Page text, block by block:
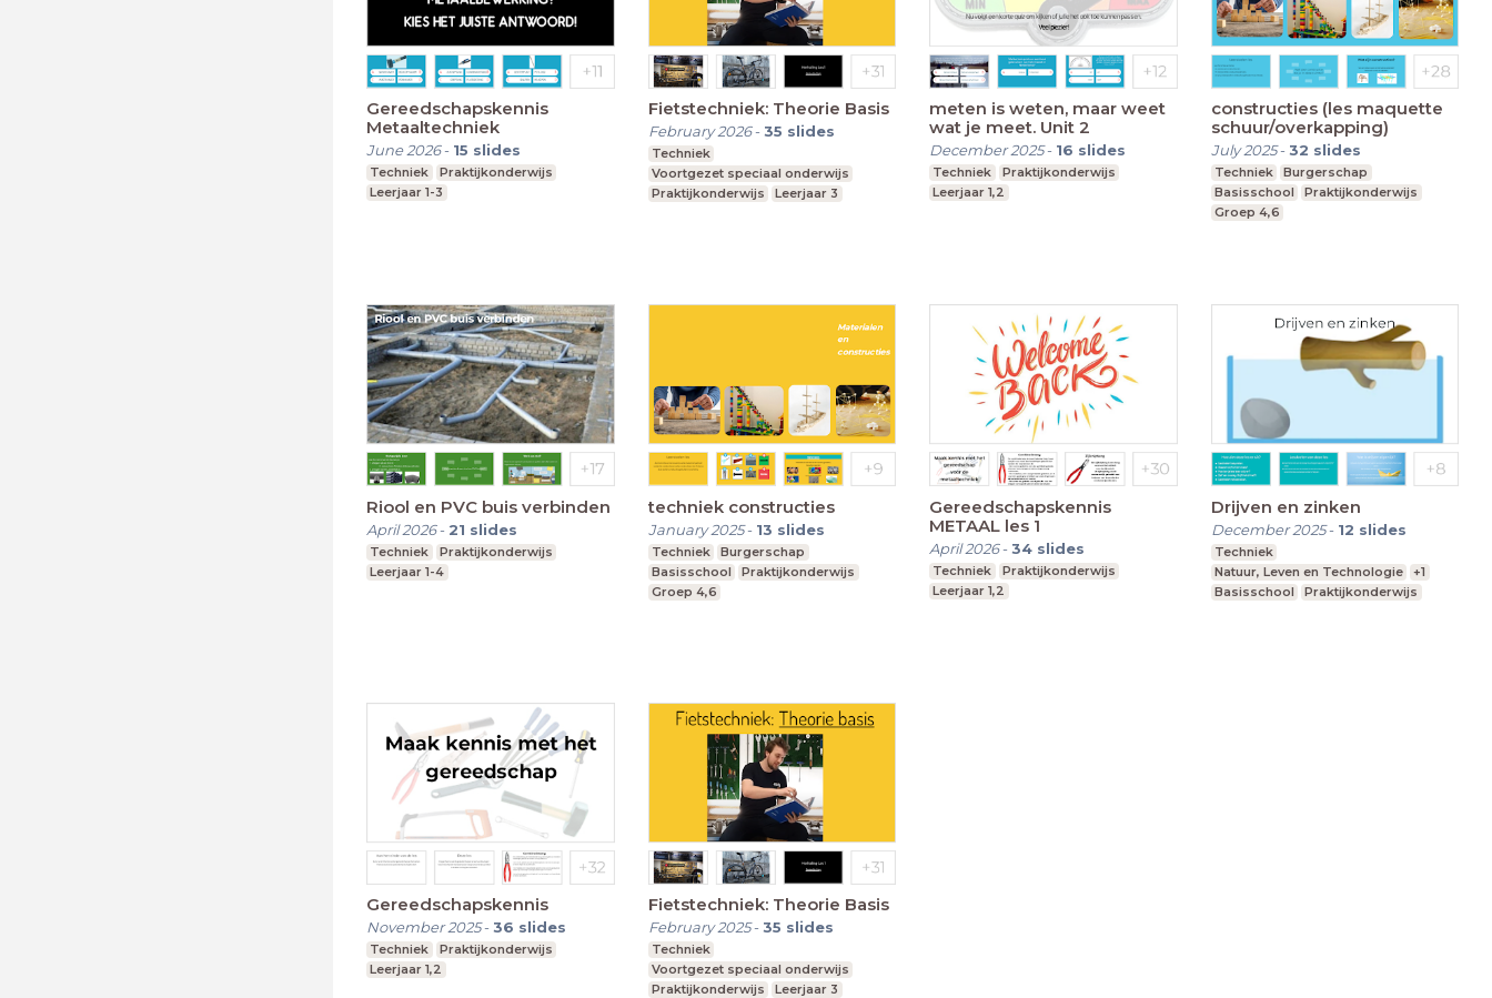
Gereedschapskennis
Metaaltechniek
June 2026- 15 slides
Techniek
Praktijkonderwijs
Leerjaar 1-3
Fietstechniek: Theorie Basis
February 2026-35 slides
Techniek
Voortgezet speciaal onderwijs
Praktijkonderwijs
Leerjaar 3
meten is weten, maar weet
wat je meet. Unit 2
December 2025- 16 slides
Techniek
Praktijkonderwijs
Leerjaar 1,2
constructies (les maquette
schuur/overkapping)
July 2025-32 slides
Techniek
Burgerschap
Basisschool
Praktijkonderwijs
Groep 4,6
Riool en PVC buis verbinden
April 2026- 21 slides
Techniek
Praktijkonderwijs
Leerjaar 1-4
techniek constructies
January 2025- 13 slides
Techniek
Burgerschap
Basisschool
Praktijkonderwijs
Groep 4,6
Gereedschapskennis
METAAL les 1
April 2026-34 slides
Techniek
Praktijkonderwijs
Leerjaar 1,2
Drijven en zinken
December 2025- 12 slides
Techniek
Natuur, Leven en Technologie
+1
Basisschool
Praktijkonderwijs
Gereedschapskennis
November 2025-36 slides
Techniek
Praktijkonderwijs
Leerjaar 1,2
Fietstechniek: Theorie Basis
February 2025-35 slides
Techniek
Voortgezet speciaal onderwijs
Praktijkonderwijs
Leerjaar 3